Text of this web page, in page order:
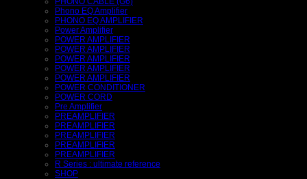
Phono EQ Amplifier
PHONO EQ AMPLIFIER
Power Amplifier
POWER AMPLIFIER
POWER AMPLIFIER
POWER AMPLIFIER
POWER AMPLIFIER
POWER AMPLIFIER
POWER CONDITIONER
POWER CORD
Pre Amplifier
PREAMPLIFIER
PREAMPLIFIER
PREAMPLIFIER
PREAMPLIFIER
PREAMPLIFIER
R Series : ultimate reference
SHOP